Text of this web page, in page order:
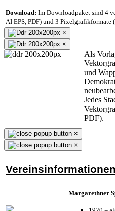
Download: Im Downloadpaket sind 4
AI EPS, PDF) und 3 Pixelgrafikformate
×
×
Als
und
Jedes
PDF).
×
×
Margarethner